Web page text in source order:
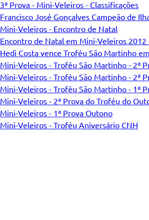
3ª Prova - Mini-Veleiros - Classificações
Francisco José Gonçalves Campeão de
Mini-Veleiros - Encontro de Natal
Encontro de Natal em Mini-Veleiros 2012
Hedi Costa vence Troféu São Martinho
Mini-Veleiros - Troféu São Martinho - 2ª
Mini-Veleiros - Troféu São Martinho - 2ª
Mini-Veleiros - Troféu São Martinho - 1ª
Mini-Veleiros - 2ª Prova do Troféu do
Mini-Veleiros - 1ª Prova Outono
Mini-Veleiros - Troféu Aniversário CNH